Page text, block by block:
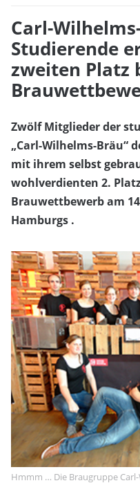
Carl-
Studierende
zweiten Platz
Zwölf Mitglieder der
„Carl-Wilhelms-Bräu“
mit ihrem selbst
wohlverdienten 2.
Brauwettbewerb am
Hamburgs .
Hmmm … Die Braugruppe